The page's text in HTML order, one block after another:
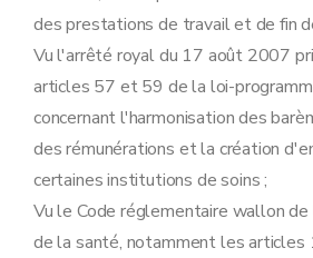
des prestations de travail et de fin
Vu l'arrêté royal du 17 août 2007
articles 57 et 59 de la loi-
concernant l'harmonisation des
des rémunérations et la création
certaines institutions de soins ;
Vu le Code réglementaire wallon
de la santé, notamment les articles